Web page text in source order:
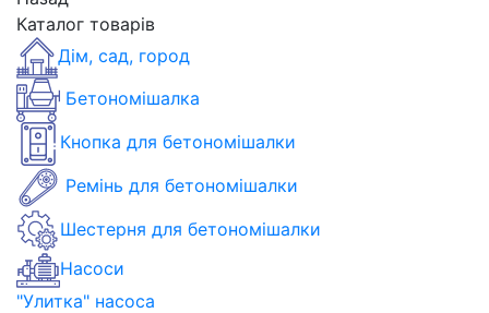
Каталог товарів
Дім, сад, город
Бетономішалка
Кнопка для бетономішалки
Ремінь для бетономішалки
Шестерня для бетономішалки
Насоси
"Улитка" насоса